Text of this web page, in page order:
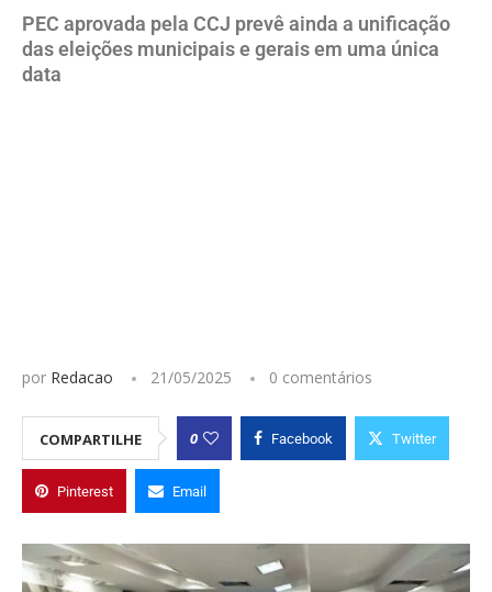
PEC aprovada pela CCJ prevê ainda a unificação
das eleições municipais e gerais em uma única
data
por Redacao 21/05/2025 0 comentários
COMPARTILHE 0 Facebook Twitter
Pinterest Email